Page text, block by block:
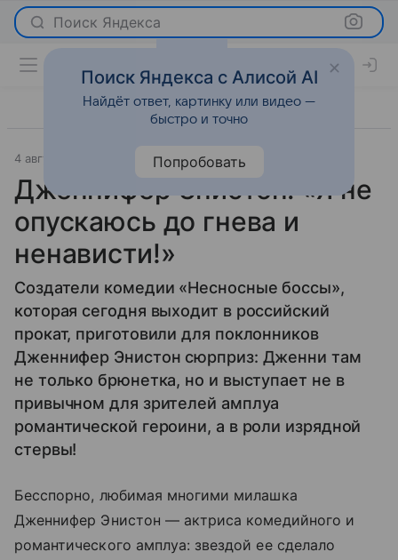
Поиск Яндекса
4 августа 2011 История успеха
Дженнифер Энистон: «Я не
опускаюсь до гнева и
ненависти!»
Создатели комедии «Несносные боссы»,
которая сегодня выходит в российский
прокат, приготовили для поклонников
Дженнифер Энистон сюрприз: Дженни там
не только брюнетка, но и выступает не в
привычном для зрителей амплуа
романтической героини, а в роли изрядной
стервы!
Бесспорно, любимая многими милашка
Дженнифер Энистон — актриса комедийного и
романтического амплуа: звездой ее сделало
Поиск Яндекса с Алисой AI
Найдёт ответ, картинку или видео —
быстро и точно
Попробовать